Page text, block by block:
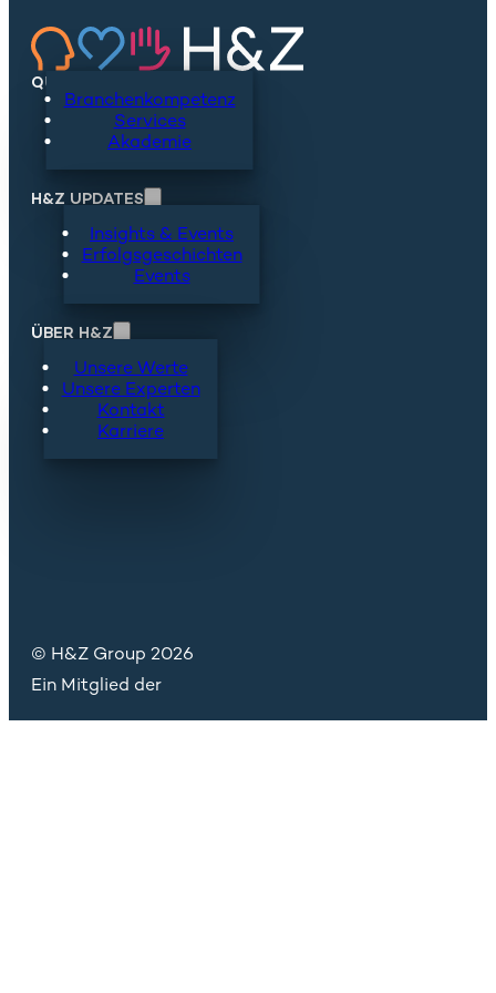
QUICKLINKS
Branchenkompetenz
Services
Akademie
H&Z UPDATES
Insights & Events
Erfolgsgeschichten
Events
ÜBER H&Z
Unsere Werte
Unsere Experten
Kontakt
Karriere
© H&Z Group 2026
Ein Mitglied der